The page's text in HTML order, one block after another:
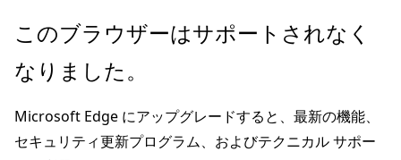
メ
ン
ン
テ
このブラウザーはサポートされなく
なりました。
Microsoft Edge にアップグレードすると、最新の機能、
セキュリティ更新プログラム、およびテクニカル サポー